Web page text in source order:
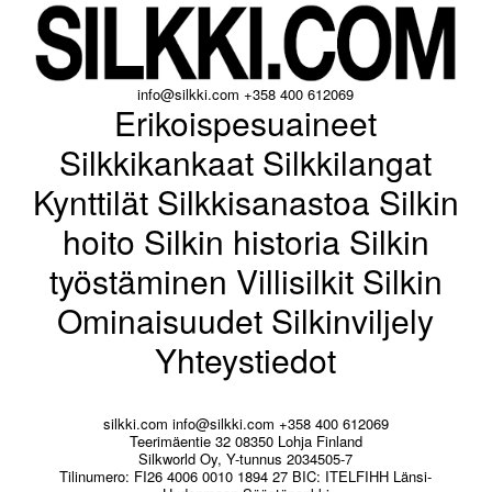
info@silkki.com +358 400 612069
Erikoispesuaineet
Silkkikankaat Silkkilangat
Kynttilät Silkkisanastoa Silkin
hoito Silkin historia Silkin
työstäminen Villisilkit Silkin
Ominaisuudet Silkinviljely
Yhteystiedot
silkki.com info@silkki.com +358 400 612069
Teerimäentie 32 08350 Lohja Finland
Silkworld Oy, Y-tunnus 2034505-7
Tilinumero: FI26 4006 0010 1894 27 BIC: ITELFIHH Länsi-